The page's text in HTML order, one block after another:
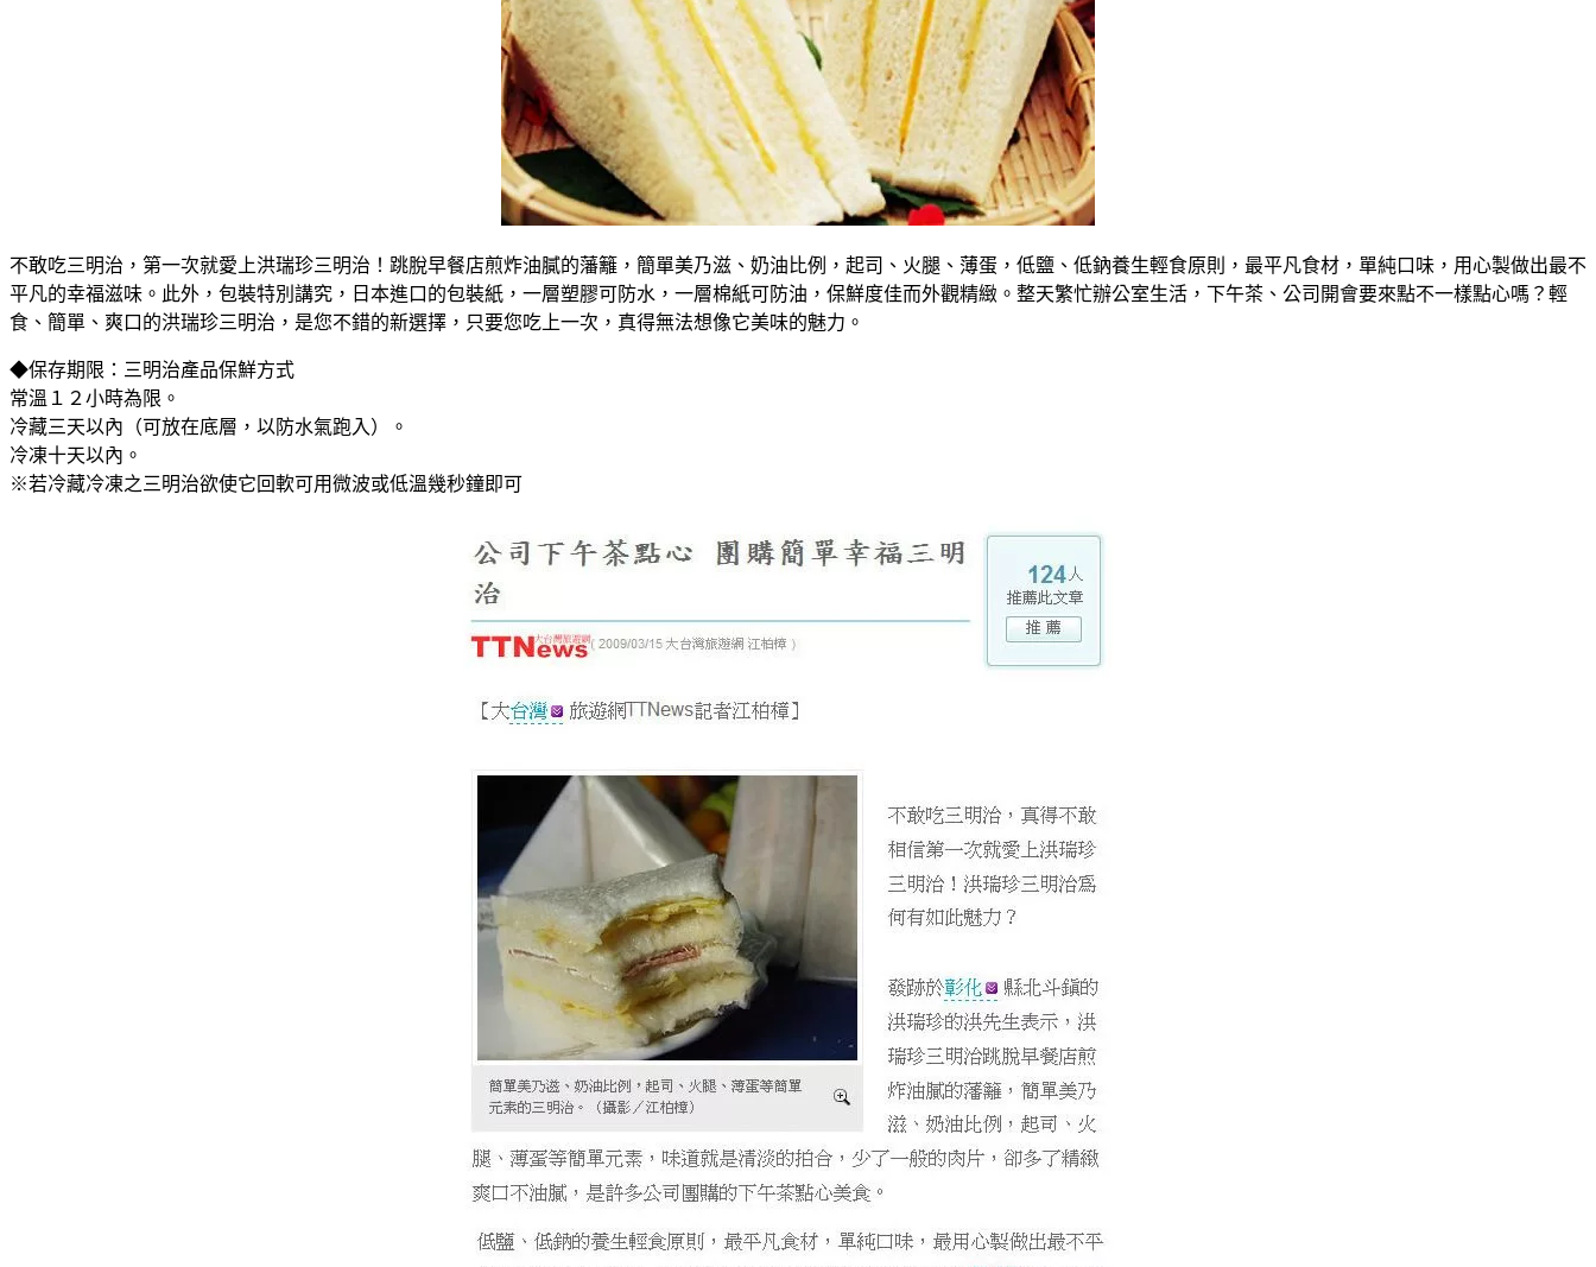
不敢吃三明治，第一次就愛上洪瑞珍三明治！跳脫早餐店煎炸油膩的藩籬，簡單美乃滋、奶油比例，起司、火腿、薄蛋，低鹽、低鈉養生輕食原則，最平凡食材，單純口味，用心製做出最不
平凡的幸福滋味。此外，包裝特別講究，日本進口的包裝紙，一層塑膠可防水，一層棉紙可防油，保鮮度佳而外觀精緻。整天繁忙辦公室生活，下午茶、公司開會要來點不一樣點心嗎？輕
食、簡單、爽口的洪瑞珍三明治，是您不錯的新選擇，只要您吃上一次，真得無法想像它美味的魅力。
◆保存期限：三明治產品保鮮方式
常溫１２小時為限。
冷藏三天以內（可放在底層，以防水氣跑入）。
冷凍十天以內。
※若冷藏冷凍之三明治欲使它回軟可用微波或低溫幾秒鐘即可